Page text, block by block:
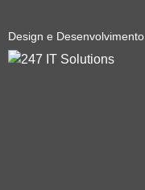
Design e Desenvolvimento